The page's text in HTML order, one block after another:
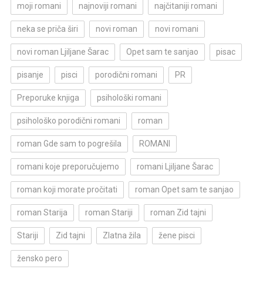
moji romani najnoviji romani najčitaniji romani
neka se priča širi novi roman novi romani
novi roman Ljiljane Šarac Opet sam te sanjao pisac
pisanje pisci porodični romani PR
Preporuke knjiga psihološki romani
psihološko porodični romani roman
roman Gde sam to pogrešila ROMANI
romani koje preporučujemo romani Ljiljane Šarac
roman koji morate pročitati roman Opet sam te sanjao
roman Starija roman Stariji roman Zid tajni
Stariji Zid tajni Zlatna žila žene pisci
žensko pero